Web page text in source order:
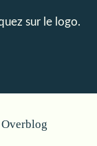
sur le logo.
Overblog